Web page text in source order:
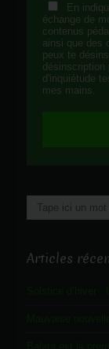
En
échange de
contenus
ainsi que des
peux te
d'inquiétude
mes mains.
Rechercher
Articles